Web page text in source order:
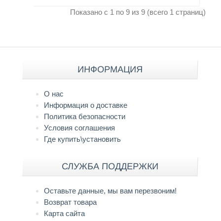
Показано с 1 по 9 из 9 (всего 1 страниц)
ИНФОРМАЦИЯ
О нас
Информация о доставке
Политика безопасности
Условия соглашения
Где купить\установить
СЛУЖБА ПОДДЕРЖКИ
Оставьте данные, мы вам перезвоним!
Возврат товара
Карта сайта